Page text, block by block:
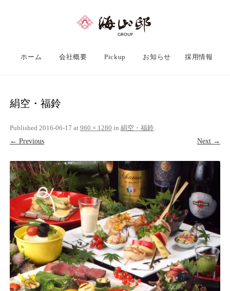
ホーム 会社概要 Pickup お知らせ 採用情報
絹空・福鈴
Published 2016-06-17 at 960 × 1280 in 絹空・福鈴
← Previous
Next →